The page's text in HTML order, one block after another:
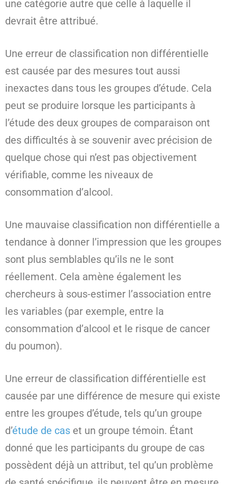
une catégorie autre que celle à laquelle il
devrait être attribué.
Une erreur de classification non différentielle
est causée par des mesures tout aussi
inexactes dans tous les groupes d’étude. Cela
peut se produire lorsque les participants à
l’étude des deux groupes de comparaison ont
des difficultés à se souvenir avec précision de
quelque chose qui n’est pas objectivement
vérifiable, comme les niveaux de
consommation d’alcool.
Une mauvaise classification non différentielle a
tendance à donner l’impression que les groupes
sont plus semblables qu’ils ne le sont
réellement. Cela amène également les
chercheurs à sous-estimer l’association entre
les variables (par exemple, entre la
consommation d’alcool et le risque de cancer
du poumon).
Une erreur de classification différentielle est
causée par une différence de mesure qui existe
entre les groupes d’étude, tels qu’un groupe
d’étude de cas et un groupe témoin. Étant
donné que les participants du groupe de cas
possèdent déjà un attribut, tel qu’un problème